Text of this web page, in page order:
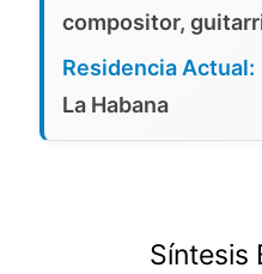
compositor,
Residencia Actual:
La Habana
Síntesis